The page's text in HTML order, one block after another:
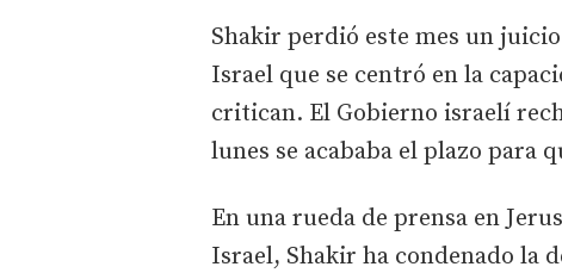
Shakir perdió este mes un
Israel que se centró en la
critican. El Gobierno israelí
lunes se acababa el plazo para
En una rueda de prensa en
Israel, Shakir ha condenado la